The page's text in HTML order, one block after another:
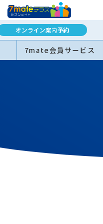
オンライン案内予約
7mate会員サービス